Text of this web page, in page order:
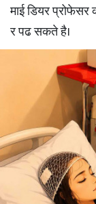
माई डियर
र पढ सकते है।